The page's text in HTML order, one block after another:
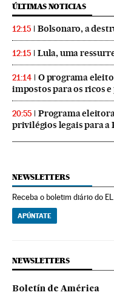
ÚLTIMAS NOTICIAS
12:15 Bolsonaro, a
12:15 Lula, uma
21:14
O programa
impostos para os ricos
20:55
Programa
privilégios legais para a
NEWSLETTERS
Receba o boletim diário do EL
APÚNTATE
NEWSLETTERS
Boletín de América